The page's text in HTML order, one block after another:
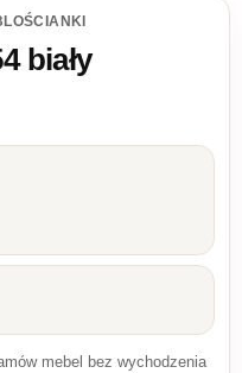
biały
mebel bez wychodzenia